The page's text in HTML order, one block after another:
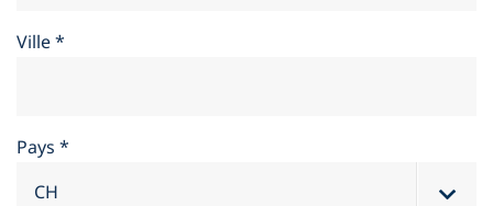
Ville*
Pays *